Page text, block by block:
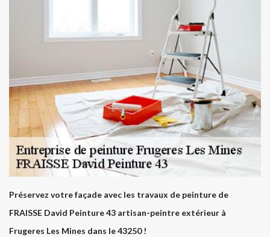
Préservez votre façade avec les travaux de peinture de
FRAISSE David Peinture 43 artisan-peintre extérieur à
Frugeres Les Mines dans le 43250 !